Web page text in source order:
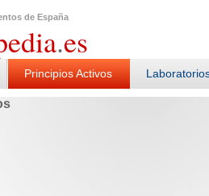
de España
.es
Principios Activos